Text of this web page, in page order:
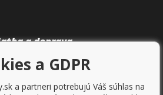
a doprava
a GDPR
a partneri potrebujú Váš súhlas na